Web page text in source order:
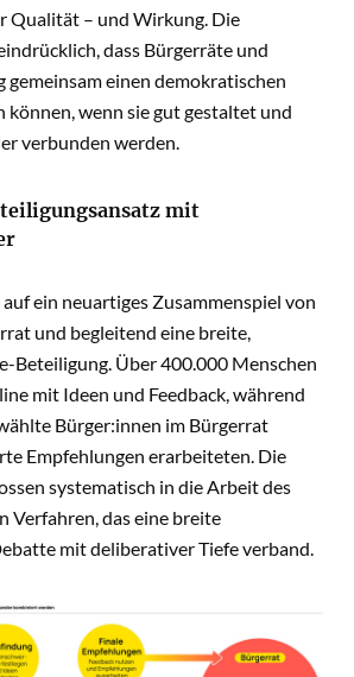
Qualität – und Wirkung. Die
dass Bürgerräte und
einen demokratischen
können, wenn sie gut gestaltet und
verbunden werden.
mit
ein neuartiges Zusammenspiel von
und begleitend eine breite,
Beteiligung. Über 400.000 Menschen
mit Ideen und Feedback, während
Bürger:innen im Bürgerrat
Empfehlungen erarbeiteten. Die
systematisch in die Arbeit des
Verfahren, das eine breite
mit deliberativer Tiefe verband.